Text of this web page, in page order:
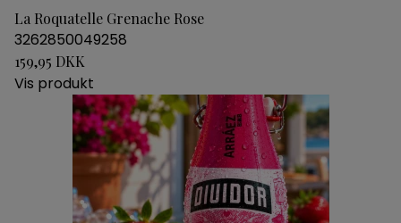
La Roquatelle Grenache Rose
3262850049258
159,95 DKK
Vis produkt